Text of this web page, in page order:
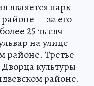
является парк
районе — за его
25 тысяч
на улице
районе. Третье
культуры
районе.